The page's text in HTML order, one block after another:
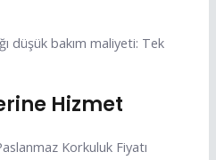
düşük bakım maliyeti: Tek
Hizmet
Korkuluk Fiyatı